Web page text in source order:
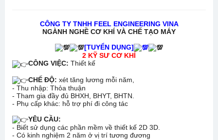
CÔNG TY TNHH FEEL ENGINEERING VINA
NGÀNH NGHỀ CƠ KHÍ VÀ CHẾ TẠO MÁY
[TUYỂN DỤNG]
2 KỸ SƯ CƠ KHÍ
CÔNG VIỆC: Thiết kế
CHẾ ĐỘ: xét tăng lương mỗi năm,
- Thu nhập: Thỏa thuận
- Tham gia đầy đủ BHXH, BHYT, BHTN.
- Phụ cấp khác: hỗ trợ phí đi công tác
YÊU CẦU:
- Biết sử dụng các phần mềm về thiết kế 2D 3D.
- Có kinh nghiệm 2 năm ở vị trí tương đương